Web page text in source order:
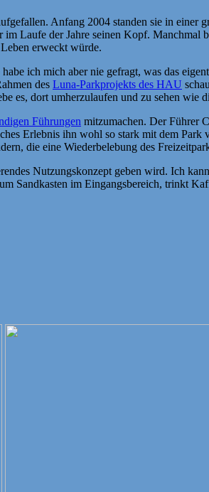
Anfang 2004 standen sie in einer
Laufe der Jahre seinen Kopf. Manchmal
erweckt würde.
ich mich aber nie gefragt, was das
des Luna-Parkprojekts des HAU
es, dort umherzulaufen und zu sehen wie
Führungen mitzumachen. Der Führer
Erlebnis ihn wohl so stark mit dem Park
die eine Wiederbelebung des
Nutzungskonzept geben wird. Ich
Sandkasten im Eingangsbereich, trinkt